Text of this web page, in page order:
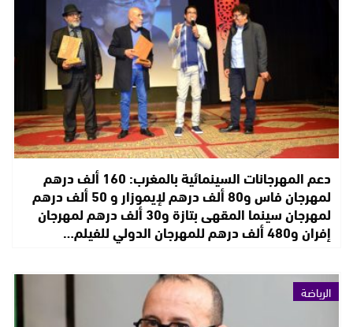
دعم المهرجانات السينمائية بالمغرب: 160 ألف درهم
لمهرجان فاس و80 ألف درهم لإيموزار و 50 ألف درهم
لمهرجان سينما المقهى بتازة و30 ألف درهم لمهرجان
إفران و480 ألف درهم للمهرجان الدولي للفيلم…
الرياضة